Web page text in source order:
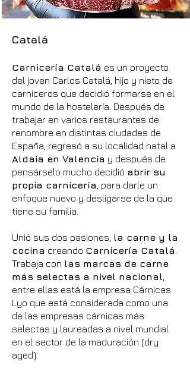
Catalá
Carnicería Catalá es un proyecto
del joven Carlos Catalá, hijo y nieto de
carniceros que decidió formarse en el
mundo de la hostelería. Después de
trabajar en varios restaurantes de
renombre en distintas ciudades de
España, regresó a su localidad natal a
Aldaia en Valencia y después de
pensárselo mucho decidió abrir su
propia carnicería , para darle un
enfoque nuevo y desligarse de la que
tiene su familia.
Unió sus dos pasiones, la carne y la
cocina creando Carnicería Catalá
Trabaja con las marcas de carne
más selectas a nivel nacional
entre ellas está la empresa Cárnicas
Lyo que está considerada como una
de las empresas cárnicas más
selectas y laureadas a nivel mundial
en el sector de la maduración (dry
aged).